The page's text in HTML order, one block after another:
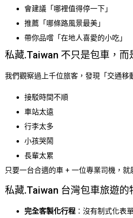
會建議「哪裡值得停一下」
推薦「哪條路風景最美」
帶你品嚐「在地人喜愛的小吃」
私藏.Taiwan 不只是包車，
我們觀察過上千位旅客，發現「交通
接駁時間不順
車站太遠
行李太多
小孩哭鬧
長輩太累
只要一台合適的車 + 一位專業司機，就
私藏.Taiwan 台灣包車旅遊的
完全客製化行程 ：沒有制式化表